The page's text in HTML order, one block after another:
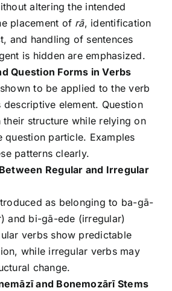
altering the intended
placement of rā, identification
and handling of sentences
is hidden are emphasized.
Question Forms in Verbs
to be applied to the verb
descriptive element. Question
their structure while relying on
question particle. Examples
patterns clearly.
Regular and Irregular
as belonging to ba-gā-
and bi-gā-ede (irregular)
verbs show predictable
while irregular verbs may
change.
and Bonemozārī Stems